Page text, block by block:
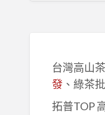
台灣高山
發、綠茶
拓普TOP